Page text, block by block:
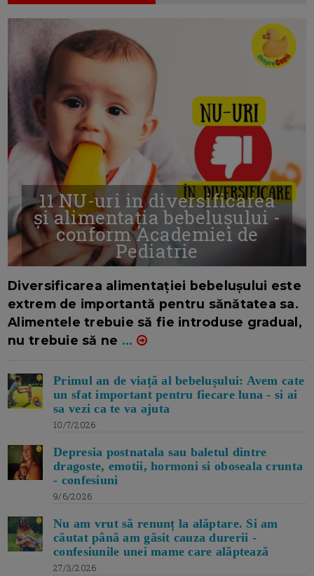
11 NU-uri in diversificarea
și alimentația bebelușului -
conform Academiei de
Pediatrie
Diversificarea alimentației bebelușului este
extrem de importantă pentru sănătatea sa.
Alimentele trebuie să fie introduse gradual,
nu trebuie să ne ...
Primul an de viață al bebelușului: Avem cate
un sfat important pentru fiecare luna - si ai
sa vezi ca te va ajuta
10/7/2026
Depresia postnatala sau baletul dintre
dragoste, emotii, hormoni si oboseala crunta
- confesiuni
9/6/2026
Nu am vrut să renunț la alăptare. Si am
căutat până am găsit cauza durerii -
confesiunile unei mame care alăptează
27/3/2026